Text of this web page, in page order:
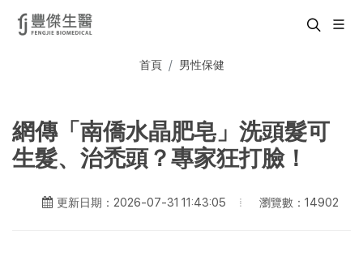
首頁 男性保健
網傳「南僑水晶肥皂」洗頭髮可
生髮、治禿頭？專家狂打臉！
更新日期：2026-07-31 11:43:05 瀏覽數：14902